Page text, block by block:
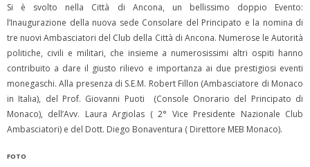
Si è svolto nella Città di Ancona, un bellissimo doppio Evento:
l’Inaugurazione della nuova sede Consolare del Principato e la nomina di
tre nuovi Ambasciatori del Club della Città di Ancona. Numerose le Autorità
politiche, civili e militari, che insieme a numerosissimi altri ospiti hanno
contribuito a dare il giusto rilievo e importanza ai due prestigiosi eventi
monegaschi. Alla presenza di S.E.M. Robert Fillon (Ambasciatore di Monaco
in Italia), del Prof. Giovanni Puoti (Console Onorario del Principato di
Monaco), dell’Avv. Laura Argiolas ( 2° Vice Presidente Nazionale Club
Ambasciatori) e del Dott. Diego Bonaventura ( Direttore MEB Monaco).
FOTO